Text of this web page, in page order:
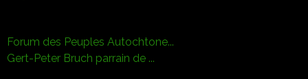
Forum des Peuples Autochtone...
Gert-Peter Bruch parrain de ...